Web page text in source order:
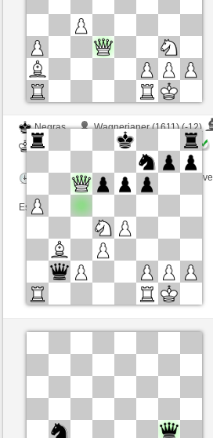
Negras
Wagnerianer (1611) (-12)
Blancas
JABO_1 (1694) (+12)
Tiempo: 2 minutes/side + 0 seconds/move
Esta partida es por puntos
Negras
akbar (1487) (-8)